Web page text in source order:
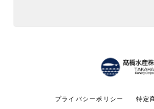
プライバシーポリシー 特定